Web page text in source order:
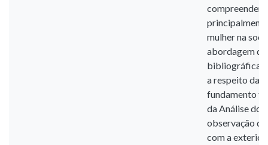
compreender
mulher na
abordagem
bibliográfica,
a respeito da
fundamento
da Análise do
observação
com a